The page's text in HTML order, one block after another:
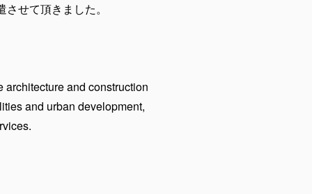
せて頂きました。
and construction
and urban development,